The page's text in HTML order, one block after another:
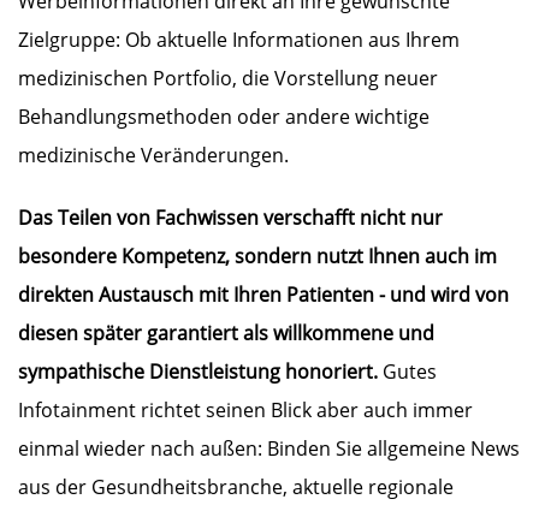
Zielgruppe: Ob aktuelle Informationen aus Ihrem
medizinischen Portfolio, die Vorstellung neuer
Behandlungsmethoden oder andere wichtige
medizinische Veränderungen.
Das Teilen von Fachwissen verschafft nicht nur
besondere Kompetenz, sondern nutzt Ihnen auch im
direkten Austausch mit Ihren Patienten - und wird von
diesen später garantiert als willkommene und
sympathische Dienstleistung honoriert. Gutes
Infotainment richtet seinen Blick aber auch immer
einmal wieder nach außen: Binden Sie allgemeine News
aus der Gesundheitsbranche, aktuelle regionale